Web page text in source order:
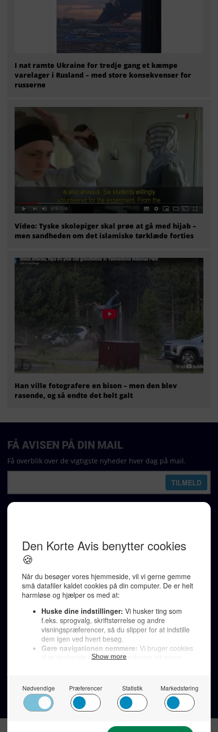
I nat ramte Ukraine for tredje gang et kæmpe
varelager i Rusland – med store konsekvenser for
russerne
Video: Tyske skolepiger skal prøe at gå med hijab –
men sandheden om det islamiske tørklæde forties
Han ville fotografere en bison – men den blev
rasende, og så endte det helt galt
Karen Jespersen
Redaktionen kontaktes via mail til
redaktion@denkorteavis.dk
Telefonsvarer 20 30 10 96
Von Ostensgade 22, 2791 Dragør
LINKS
Tidligere aviser >
Støt Den Korte Avis >
Send et læserbrev >
Privatlivspolitik >
FÅ AVISEN PÅ DIN MAIL
Få overblik over de vigtigste nyheder hver dag på mail.